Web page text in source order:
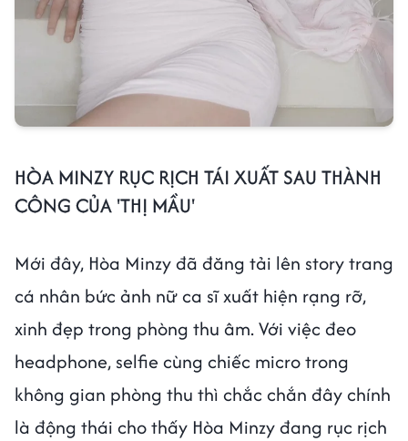
HÒA MINZY RỤC RỊCH TÁI XUẤT SAU THÀNH
CÔNG CỦA 'THỊ MẦU'
Mới đây, Hòa Minzy đã đăng tải lên story trang
cá nhân bức ảnh nữ ca sĩ xuất hiện rạng rỡ,
xinh đẹp trong phòng thu âm. Với việc đeo
headphone, selfie cùng chiếc micro trong
không gian phòng thu thì chắc chắn đây chính
là động thái cho thấy Hòa Minzy đang rục rịch